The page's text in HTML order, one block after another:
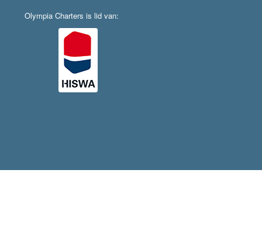
Olympia Charters is lid van: